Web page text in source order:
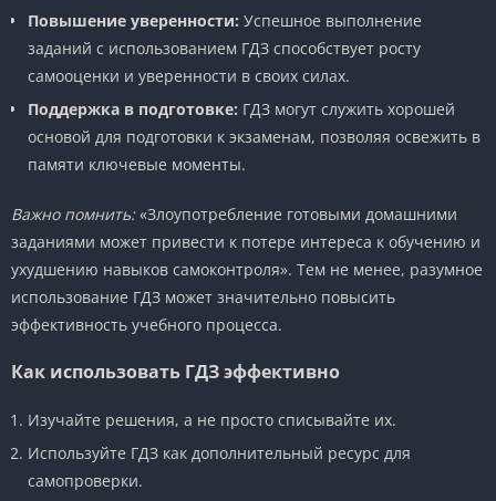
Повышение уверенности: Успешное выполнение
заданий с использованием ГДЗ способствует росту
самооценки и уверенности в своих силах.
Поддержка в подготовке: ГДЗ могут служить хорошей
основой для подготовки к экзаменам, позволяя освежить в
памяти ключевые моменты.
Важно помнить:«Злоупотребление готовыми домашними
заданиями может привести к потере интереса к обучению и
ухудшению навыков самоконтроля». Тем не менее, разумное
использование ГДЗ может значительно повысить
эффективность учебного процесса.
Как использовать ГДЗ эффективно
Изучайте решения, а не просто списывайте их.
Используйте ГДЗ как дополнительный ресурс для
самопроверки.